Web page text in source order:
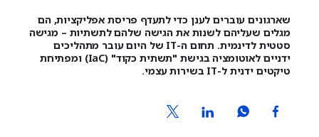
שארגונים עוברים לענן כדי לתעדף פריסת אפליקציות, הם
מגלים שעליהם לשנות את הגישה שלהם לתשתיות – מגישה
סטטית לדינמית. תחום ה-IT של היום עובר מתהליכים
ידניים לאוטומציה בגישת "תשתית כקוד" (IaC) ומפתיחת
טיקטים ידנית ל-IT בשירות עצמי.